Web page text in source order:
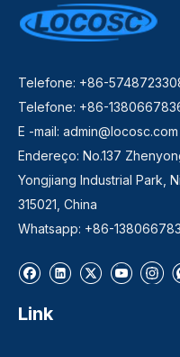
Telefone: +86-
Telefone: +86-
E -mail: admin@locosc.com
Endereço: No.137
Yongjiang Industrial Park,
315021, China
Whatsapp: +86-
Link